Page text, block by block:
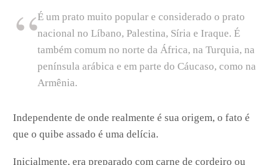
É um prato muito popular e considerado o prato
nacional no Líbano, Palestina, Síria e Iraque. É
também comum no norte da África, na Turquia, na
península arábica e em parte do Cáucaso, como na
Armênia.
Independente de onde realmente é sua origem, o fato é
que o quibe assado é uma delícia.
Inicialmente, era preparado com carne de cordeiro ou